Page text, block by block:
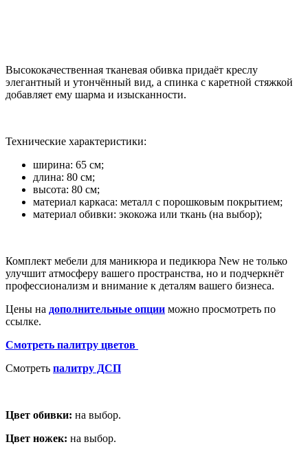
Высококачественная тканевая обивка придаёт креслу
элегантный и утончённый вид, а спинка с каретной стяжкой
добавляет ему шарма и изысканности.
Технические характеристики:
ширина: 65 см;
длина: 80 см;
высота: 80 см;
материал каркаса: металл с порошковым покрытием;
материал обивки: экокожа или ткань (на выбор);
Комплект мебели для маникюра и педикюра New не только
улучшит атмосферу вашего пространства, но и подчеркнёт
профессионализм и внимание к деталям вашего бизнеса.
Цены на дополнительные опции можно просмотреть по
ссылке.
Смотреть палитру цветов
Смотреть палитру ДСП
Цвет обивки: на выбор.
Цвет ножек: на выбор.